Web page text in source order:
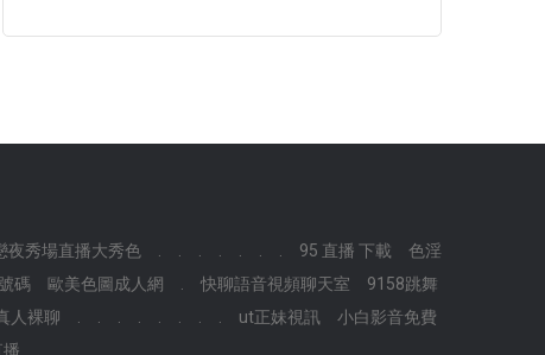
夜秀場直播大秀色 95 直播 下載
色淫
碼 歐美色圖成人網 快聊語音視頻聊天室
9158跳舞
人裸聊 ut正妹視訊
小白影音免費